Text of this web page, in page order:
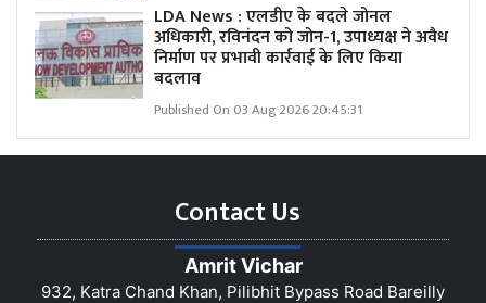
LDA News : एलडीए के बदले जोनल
अधिकारी, रविनंदन को जोन-1, उपाध्यक्ष ने अवैध
निर्माण पर प्रभावी कार्रवाई के लिए किया
बदलाव
Published On 03 Aug 2026 20:45:31
Contact Us
Amrit Vichar
932, Katra Chand Khan, Pilibhit Bypass Road Bareilly